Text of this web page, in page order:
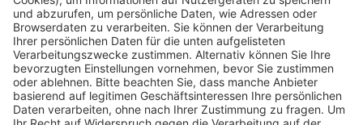
Pässe und Vereinswechsel
Trainerausbildung
Schulungsangebot Vereinsmitarbeiter
BFV-Geschäftsstellen
Trainerbörse